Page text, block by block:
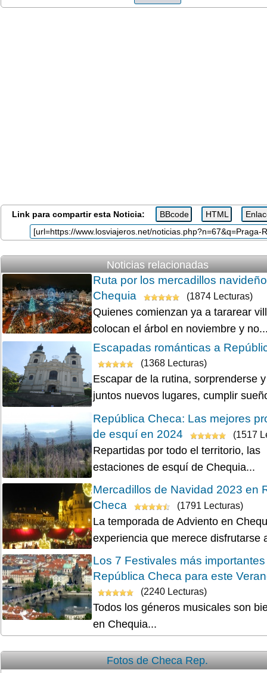
Link para compartir esta Noticia:
Noticias relacionadas
Ruta por los mercadillos
Chequia
(1874 Lecturas)
Quienes comienzan ya a tararear
colocan el árbol en noviembre y
Escapadas románticas a
(1368 Lecturas)
Escapar de la rutina, sorprenderse
juntos nuevos lugares, cumplir
República Checa: Las mejores
de esquí en 2024
(1517
Repartidas por todo el territorio, las
estaciones de esquí de Chequia...
Mercadillos de Navidad 2023 en
Checa
(1791 Lecturas)
La temporada de Adviento en
experiencia que merece disfrutarse
Los 7 Festivales más
República Checa para este
(2240 Lecturas)
Todos los géneros musicales son
en Chequia...
Fotos de Checa Rep.